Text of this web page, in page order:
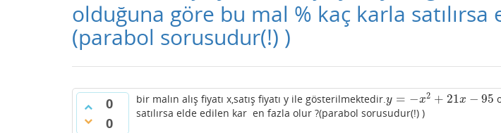
olduğuna göre bu mal % kaç karla
(parabol sorusudur(!) )
0
0
bir malın alış fiyatı x,satış fiyatı y ile gösterilmektedir.y = −x2 + 21x − 95
y= −x 2+21x −95
satılırsa elde edilen kar en fazla olur ?(parabol sorusudur(!) )